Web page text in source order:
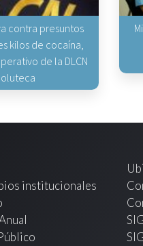
contra presuntos
kilos de cocaína,
de la DLCN
institucionales